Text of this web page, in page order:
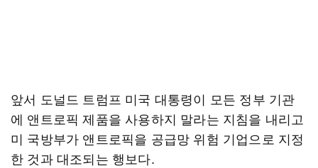
앞서 도널드 트럼프 미국 대통령이 모든 정부 기관
에 앤트로픽 제품을 사용하지 말라는 지침을 내리고
미 국방부가 앤트로픽을 공급망 위험 기업으로 지정
한 것과 대조되는 행보다.